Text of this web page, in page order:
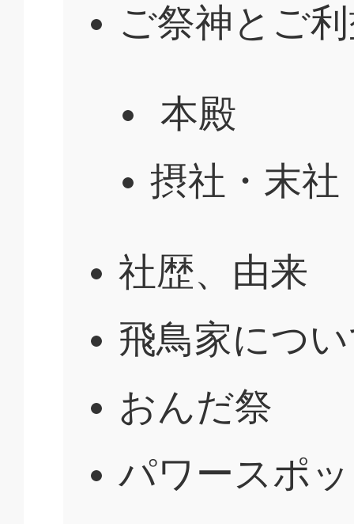
ご祭神とご
本殿
摂社・末社
社歴、由来
飛鳥家につ
おんだ祭
パワースポ